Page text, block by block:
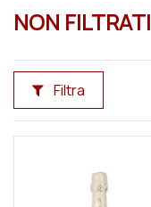
NON FILTRATI
Filtra